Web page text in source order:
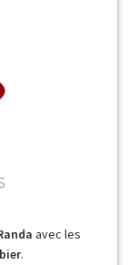
avec les
.